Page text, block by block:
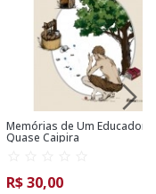
Memórias de Um Educador
Quase Caipira
R$ 30,00